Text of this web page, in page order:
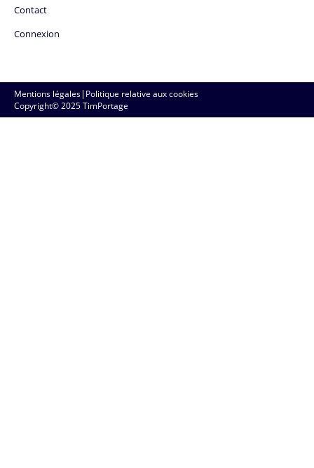
Contact
Connexion
Copyright© 2025 TimPortage
Mentions légales| Politique relative aux cookies